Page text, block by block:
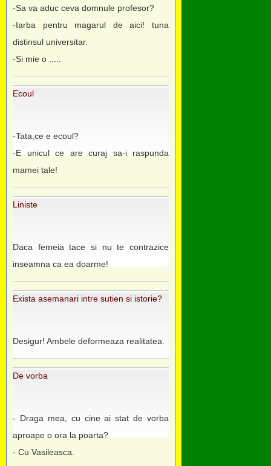
-Sa va aduc ceva domnule profesor?
-Iarba pentru magarul de aici! tuna
distinsul universitar.
-Si mie o .....
Ecoul
-Tata,ce e ecoul?
-E unicul ce are curaj sa-i raspunda
mamei tale!
Liniste
Daca femeia tace si nu te contrazice
inseamna ca ea doarme!
Exista asemanari intre sutien si istorie?
Desigur! Ambele deformeaza realitatea.
De vorba
- Draga mea, cu cine ai stat de vorba
aproape o ora la poarta?
- Cu Vasileasca.